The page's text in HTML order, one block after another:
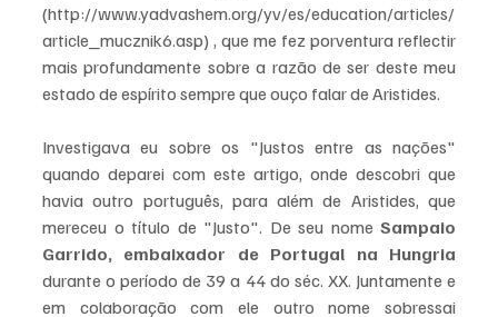
(http://www.yadvashem.org/yv/es/education/articles/
article_mucznik6.asp) , que me fez porventura reflectir
mais profundamente sobre a razão de ser deste meu
estado de espírito sempre que ouço falar de Aristides.
Investigava eu sobre os "Justos entre as nações"
quando deparei com este artigo, onde descobri que
havia outro português, para além de Aristides, que
mereceu o título de "Justo". De seu nome Sampaio
Garrido, embaixador de Portugal na Hungria
durante o período de 39 a 44 do séc. XX. Juntamente e
em colaboração com ele outro nome sobressai